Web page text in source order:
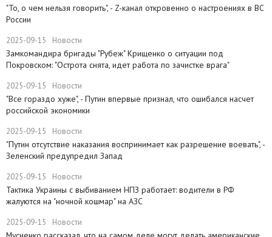
"То, о чем нельзя говорить", - Z-канал откровенно о настроениях в ВС
России
2025-09-15 Новости
Замкомандира бригады "Рубеж" Крищенко​ о ситуации под
Покровском: "Острота снята, идет работа по зачистке врага"
2025-09-15 Новости
"Все гораздо хуже", - Путин впервые признал, что ошибался насчет
российской экономики
2025-09-15 Новости
​"Путин отсутствие наказания воспринимает как разрешение воевать", -
Зеленский предупредил Запад
2025-09-15 Новости
Тактика Украины с выбиванием НПЗ работает: водители в РФ
жалуются на "ночной кошмар" на АЗС
2025-09-15 Новости